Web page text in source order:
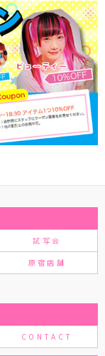
試写会
原宿店舗
CONTACT